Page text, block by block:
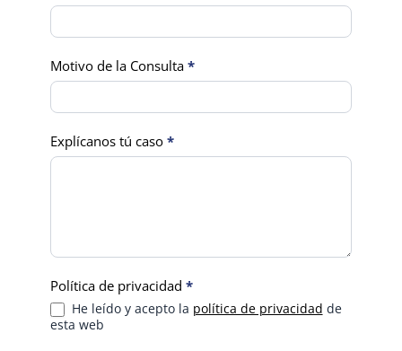
Motivo de la Consulta *
Explícanos tú caso *
Política de privacidad *
He leído y acepto la política de privacidad de
esta web